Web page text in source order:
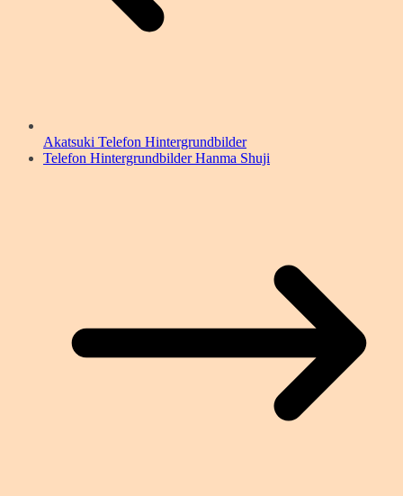
Akatsuki Telefon Hintergrundbilder
Telefon Hintergrundbilder Hanma Shuji